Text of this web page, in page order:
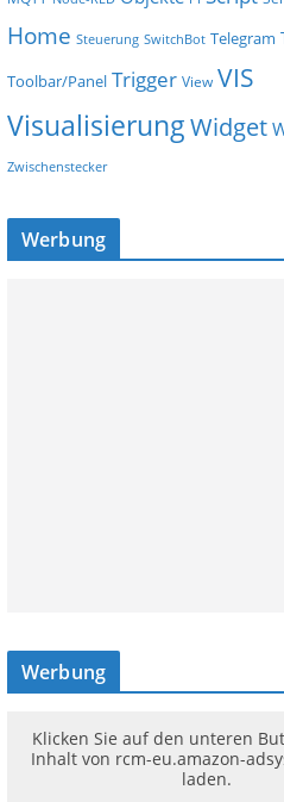
Home Steuerung SwitchBot Telegram
Toolbar/Panel Trigger View VIS
VisualisierungWidget
Zwischenstecker
Werbung
Werbung
Klicken Sie auf den unteren
Inhalt von rcm-eu.amazon-
laden.